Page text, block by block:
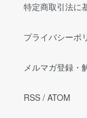
特定商取引法に
プライバシーポ
メルマガ登録・
RSS / ATOM